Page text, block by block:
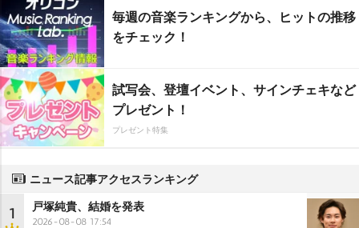
毎週の音楽ランキングから、ヒットの推移
をチェック！
試写会、登壇イベント、サインチェキなど
プレゼント！
プレゼント特集
ニュース記事アクセスランキング
1 戸塚純貴、結婚を発表
2026-08-08 17:54